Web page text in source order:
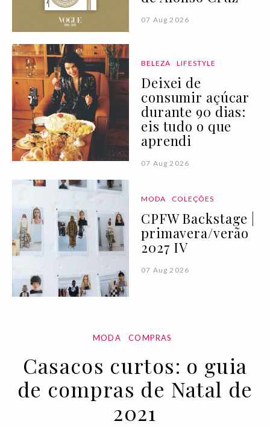
07 Aug 2026
BELEZA LIFESTYLE
Deixei de
consumir açúcar
durante 90 dias:
eis tudo o que
aprendi
07 Aug 2026
MODA COLEÇÕES
CPFW Backstage |
primavera/verão
2027 IV
07 Aug 2026
MODA COMPRAS
Casacos curtos: o guia
de compras de Natal de
2021